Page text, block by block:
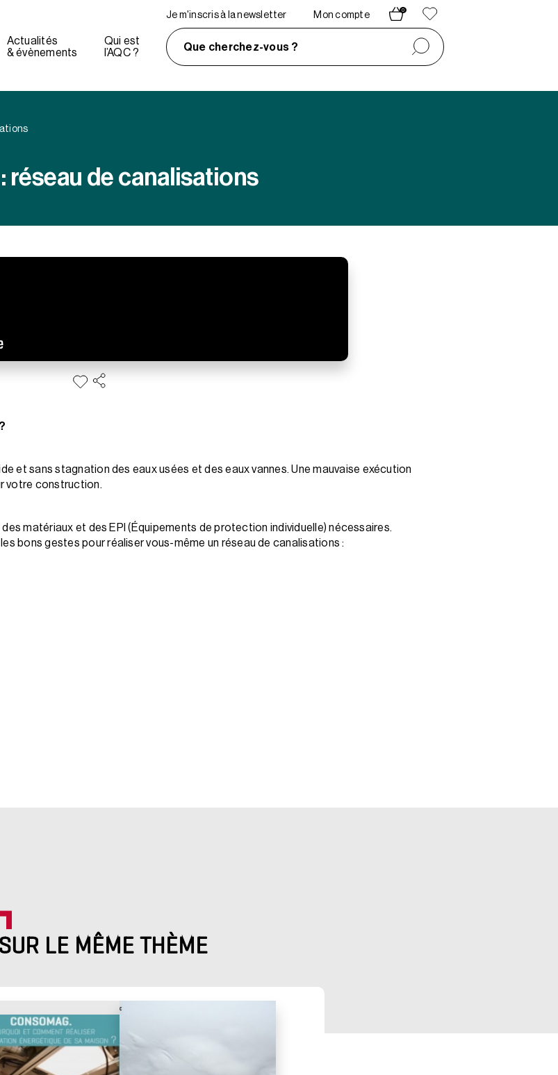
Actualités
& évènements
Qui est
l’AQC ?
Je m'inscris à la newsletter Mon compte
0
Que cherchez-vous ?
réseau de canalisations
et sans stagnation des eaux usées et des eaux vannes. Une mauvaise exécution
votre construction.
matériaux et des EPI (Équipements de protection individuelle) nécessaires.
bons gestes pour réaliser vous-même un réseau de canalisations :
SUR LE MÊME THÈME